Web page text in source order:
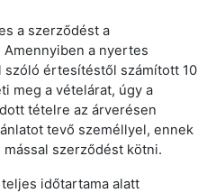
a szerződést a
a nyertes
értesítéstől számított 10
meg a vételárat, úgy a
tételre az árverésen
tevő személlyel, ennek
mással szerződést kötni.
időtartama alatt